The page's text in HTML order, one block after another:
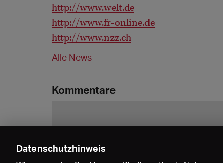
http://www.welt.de
http://www.fr-online.de
http://www.nzz.ch
Alle News
Kommentare
Datenschutzhinweis